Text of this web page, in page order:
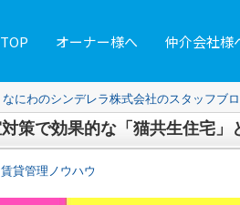
TOP オーナー様へ 仲介会社様
なにわのシンデレラ株式会社のスタッフブ
策で効果的な「猫共生住宅」
貸管理ノウハウ